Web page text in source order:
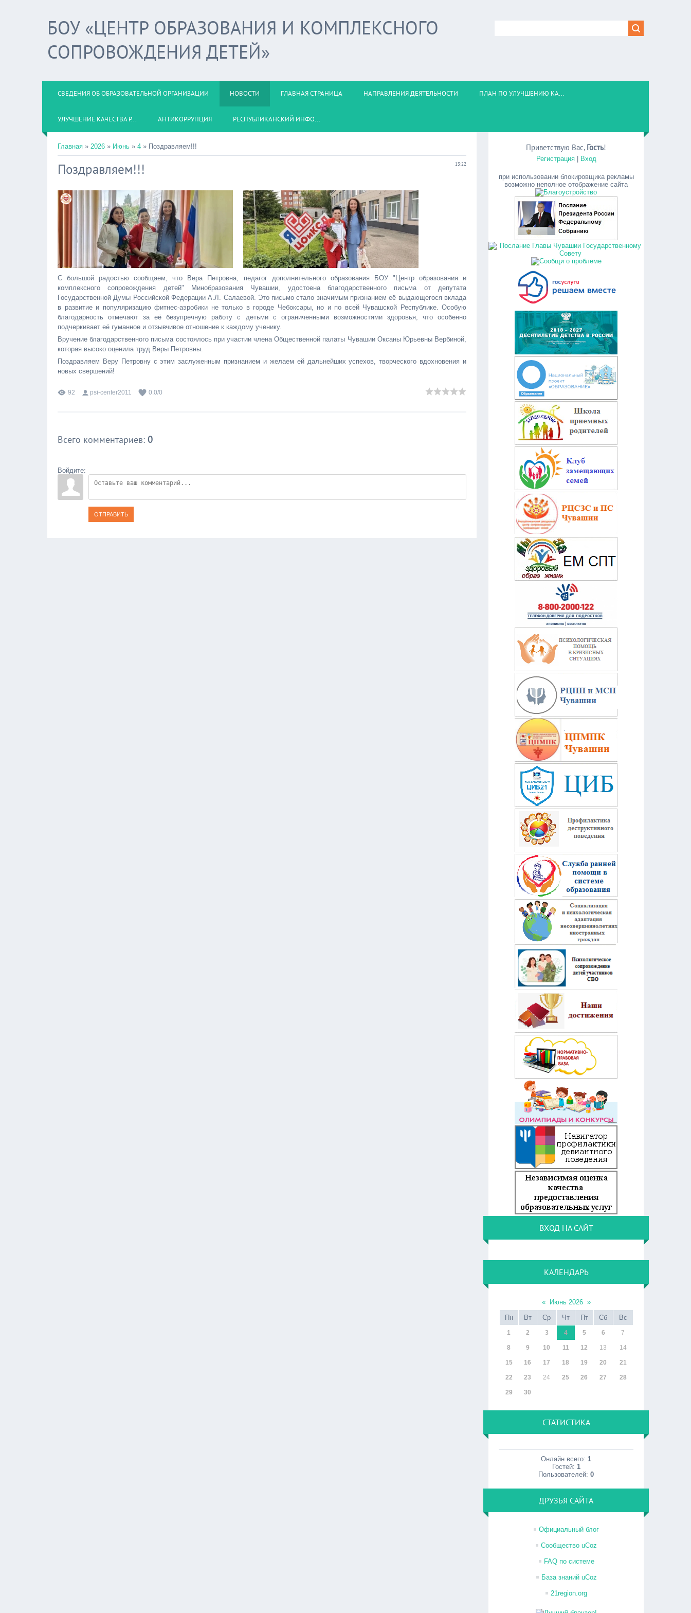
БОУ «ЦЕНТР ОБРАЗОВАНИЯ И КОМПЛЕКСНОГО
СОПРОВОЖДЕНИЯ ДЕТЕЙ»
СВЕДЕНИЯ ОБ ОБРАЗОВАТЕЛЬНОЙ ОРГАНИЗАЦИИ НОВОСТИ ГЛАВНАЯ СТРАНИЦА НАПРАВЛЕНИЯ ДЕЯТЕЛЬНОСТИ ПЛАН ПО УЛУЧШЕНИЮ КА...
УЛУЧШЕНИЕ КАЧЕСТВА Р... АНТИКОРРУПЦИЯ РЕСПУБЛИКАНСКИЙ ИНФО...
Главная » 2026 » Июнь » 4 » Поздравляем!!!
13:22
Поздравляем!!!
С большой радостью сообщаем, что Вера Петровна, педагог дополнительного образования БОУ "Центр образования и
комплексного сопровождения детей" Минобразования Чувашии, удостоена благодарственного письма от депутата
Государственной Думы Российской Федерации А.Л. Салаевой. Это письмо стало значимым признанием её выдающегося вклада
в развитие и популяризацию фитнес-аэробики не только в городе Чебоксары, но и по всей Чувашской Республике. Особую
благодарность отмечают за её безупречную работу с детьми с ограниченными возможностями здоровья, что особенно
подчеркивает её гуманное и отзывчивое отношение к каждому ученику.
Вручение благодарственного письма состоялось при участии члена Общественной палаты Чувашии Оксаны Юрьевны Вербиной,
которая высоко оценила труд Веры Петровны.
Поздравляем Веру Петровну с этим заслуженным признанием и желаем ей дальнейших успехов, творческого вдохновения и
новых свершений!
92 psi-center2011 0.0/0
Всего комментариев: 0
Войдите:
ОТПРАВИТЬ
Приветствую Вас, Гость!
Регистрация| Вход
при использовании блокировщика рекламы
возможно неполное отображение сайта
ВХОД НА САЙТ
КАЛЕНДАРЬ
« Июнь 2026 »
Пн
Вт Ср Чт Пт Сб Вс
1 2 3 4 5 6 7
8 9 10 11 12 13 14
15 16 17 18 19 20 21
22 23 24 25 26 27 28
29 30
СТАТИСТИКА
Онлайн всего:1
Гостей: 1
Пользователей:0
ДРУЗЬЯ САЙТА
Официальный блог
Сообщество uCoz
FAQ по системе
База знаний uCoz
21region.org